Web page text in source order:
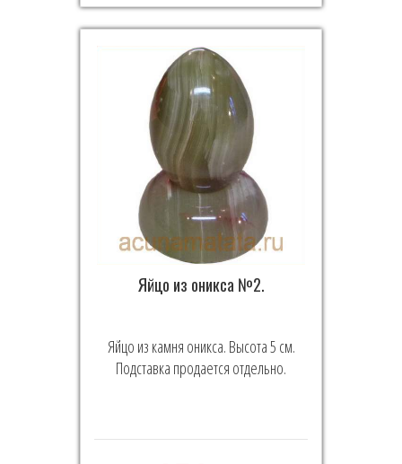
Яйцо из оникса №2.
Яйцо из камня оникса. Высота 5 см.
Подставка продается отдельно.